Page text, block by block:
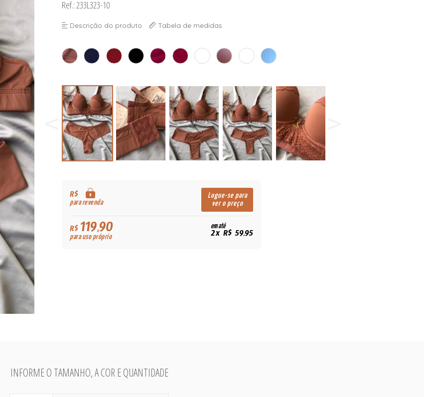
Ref.: 233L323-10
Descrição do produto Tabela de medidas
R$
para revenda
Logue-se para
ver o preço
R$119,90
para uso próprio
em até
2x R$ 59,95
INFORME O TAMANHO, A COR E QUANTIDADE